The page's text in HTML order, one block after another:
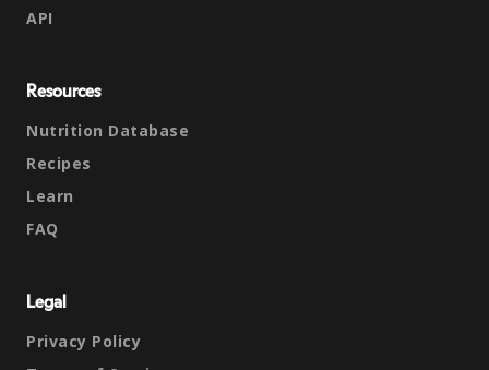
API
Resources
Nutrition Database
Recipes
Learn
FAQ
Legal
Privacy Policy